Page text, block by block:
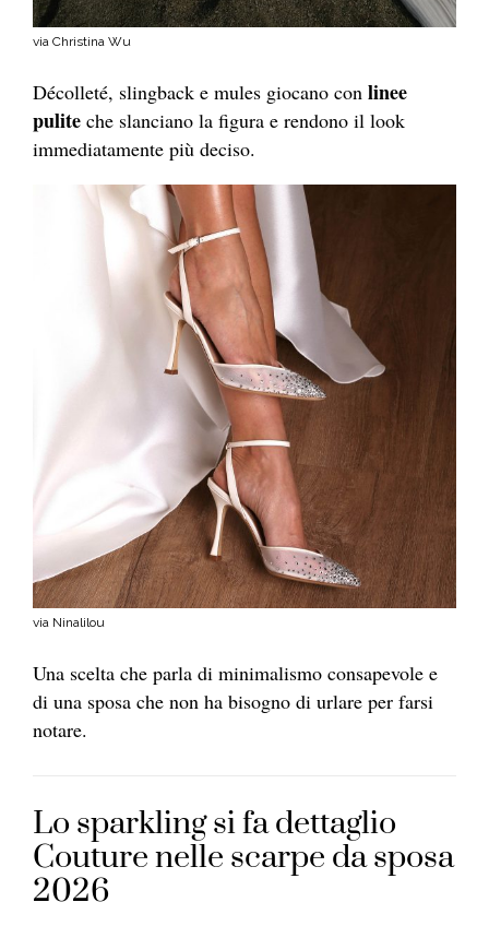
via Christina Wu
Décolleté, slingback e mules giocano con linee
pulite che slanciano la figura e rendono il look
immediatamente più deciso.
via Ninalilou
Una scelta che parla di minimalismo consapevole e
di una sposa che non ha bisogno di urlare per farsi
notare.
Lo sparkling si fa dettaglio
Couture nelle scarpe da sposa
2026